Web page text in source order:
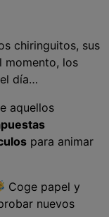
chiringuitos, sus
momento, los
día…
aquellos
para animar
Coge papel y
nuevos